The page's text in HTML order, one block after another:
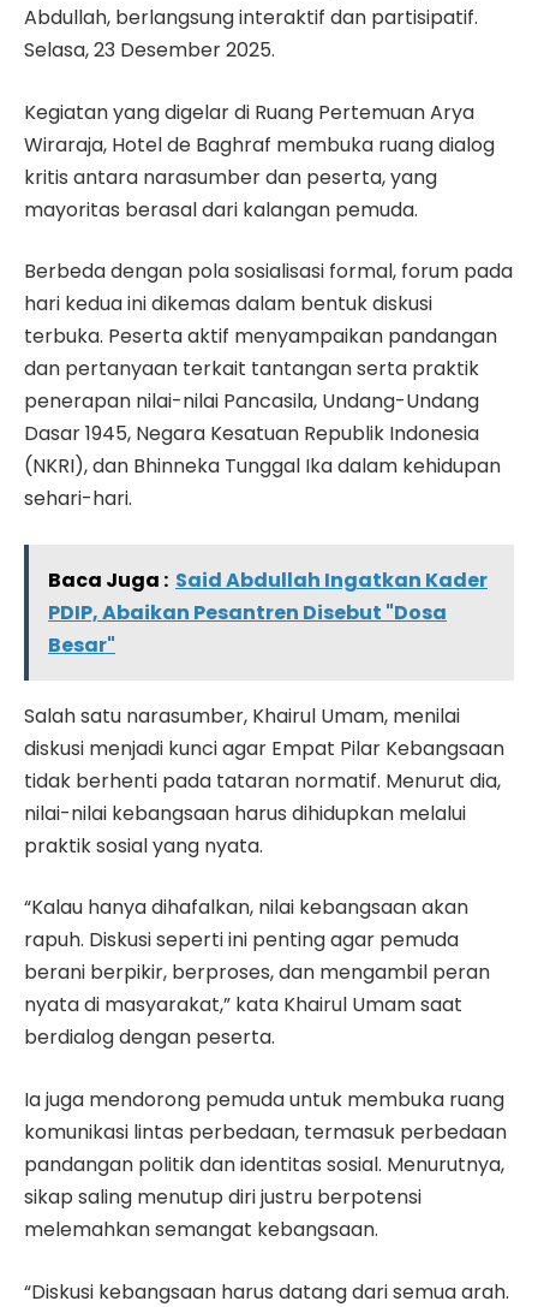
Abdullah, berlangsung interaktif dan partisipatif.
Selasa, 23 Desember 2025.
Kegiatan yang digelar di Ruang Pertemuan Arya
Wiraraja, Hotel de Baghraf membuka ruang dialog
kritis antara narasumber dan peserta, yang
mayoritas berasal dari kalangan pemuda.
Berbeda dengan pola sosialisasi formal, forum pada
hari kedua ini dikemas dalam bentuk diskusi
terbuka. Peserta aktif menyampaikan pandangan
dan pertanyaan terkait tantangan serta praktik
penerapan nilai-nilai Pancasila, Undang-Undang
Dasar 1945, Negara Kesatuan Republik Indonesia
(NKRI), dan Bhinneka Tunggal Ika dalam kehidupan
sehari-hari.
Baca Juga : Said Abdullah Ingatkan Kader
PDIP, Abaikan Pesantren Disebut "Dosa
Besar"
Salah satu narasumber, Khairul Umam, menilai
diskusi menjadi kunci agar Empat Pilar Kebangsaan
tidak berhenti pada tataran normatif. Menurut dia,
nilai-nilai kebangsaan harus dihidupkan melalui
praktik sosial yang nyata.
“Kalau hanya dihafalkan, nilai kebangsaan akan
rapuh. Diskusi seperti ini penting agar pemuda
berani berpikir, berproses, dan mengambil peran
nyata di masyarakat,” kata Khairul Umam saat
berdialog dengan peserta.
Ia juga mendorong pemuda untuk membuka ruang
komunikasi lintas perbedaan, termasuk perbedaan
pandangan politik dan identitas sosial. Menurutnya,
sikap saling menutup diri justru berpotensi
melemahkan semangat kebangsaan.
“Diskusi kebangsaan harus datang dari semua arah.